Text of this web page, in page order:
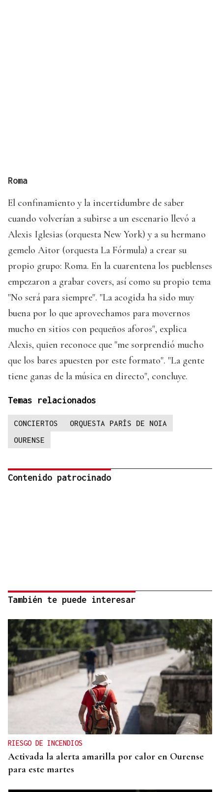
Roma
El confinamiento y la incertidumbre de saber
cuando volverían a subirse a un escenario llevó a
Alexis Iglesias (orquesta New York) y a su hermano
gemelo Aitor (orquesta La Fórmula) a crear su
propio grupo: Roma. En la cuarentena los pueblenses
empezaron a grabar covers, así como su propio tema
"No será para siempre". "La acogida ha sido muy
buena por lo que aprovechamos para movernos
mucho en sitios con pequeños aforos", explica
Alexis, quien reconoce que "me sorprendió mucho
que los bares apuesten por este formato". "La gente
tiene ganas de la música en directo", concluye.
Temas relacionados
CONCIERTOS
ORQUESTA PARÍS DE NOIA
OURENSE
Contenido patrocinado
También te puede interesar
RIESGO DE INCENDIOS
Activada la alerta amarilla por calor en Ourense
para este martes